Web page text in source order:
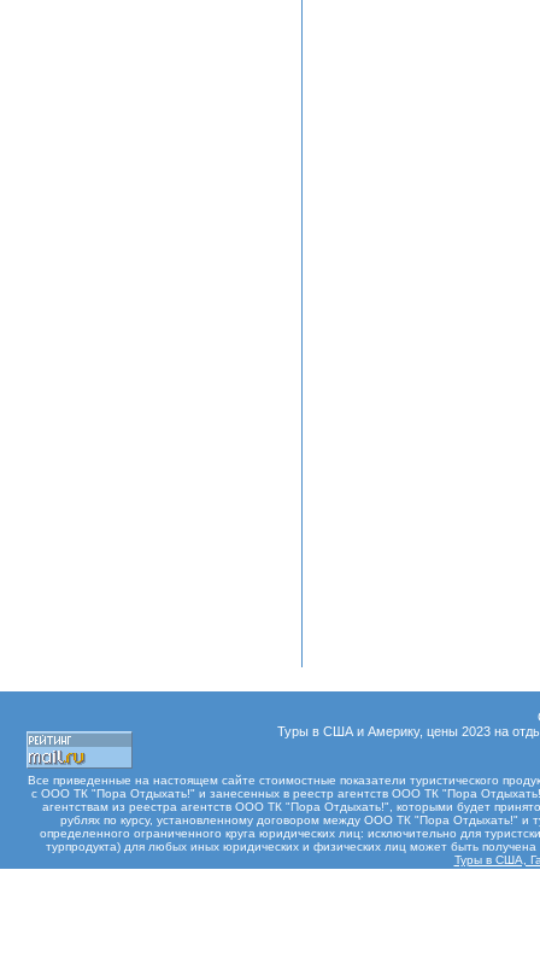
Туры в США и Америку, цены 2023 на
Все приведенные на настоящем сайте стоимостные показатели туристического
с ООО ТК "Пора Отдыхать!" и занесенных в реестр агентств ООО ТК "Пора
агентствам из реестра агентств ООО ТК "Пора Отдыхать!", которыми будет
рублях по курсу, установленному договором между ООО ТК "Пора Отдыхать!" и
определенного ограниченного круга юридических лиц: исключительно для
турпродукта) для любых иных юридических и физических лиц может быть
Туры в США,